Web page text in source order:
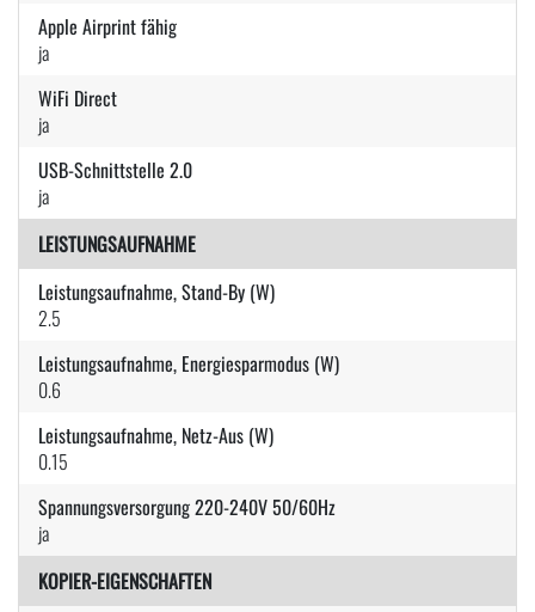
Apple Airprint fähig
ja
WiFi Direct
ja
USB-Schnittstelle 2.0
ja
LEISTUNGSAUFNAHME
Leistungsaufnahme, Stand-By (W)
2.5
Leistungsaufnahme, Energiesparmodus (W)
0.6
Leistungsaufnahme, Netz-Aus (W)
0.15
Spannungsversorgung 220-240V 50/60Hz
ja
KOPIER-EIGENSCHAFTEN